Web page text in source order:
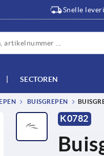
Snelle
SECTOREN
BUISGREPEN
K0782